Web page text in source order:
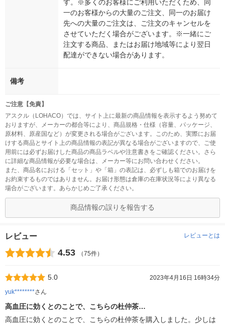
す。※多くのお客様にご利用いただくため、同
一のお客様からの大量のご注文、同一のお届け
先への大量のご注文は、ご注文のキャンセルを
させていただく場合がございます。※一緒にご
注文する商品、またはお届け地域等により翌日
配達ができない場合があります。
備考
ご注意【免責】
アスクル（LOHACO）では、サイト上に最新の商品情報を表示するよう努めて
おりますが、メーカーの都合等により、商品規格・仕様（容量、パッケージ、
原材料、原産国など）が変更される場合がございます。このため、実際にお届
けする商品とサイト上の商品情報の表記が異なる場合がございますので、ご使
用前には必ずお届けした商品の商品ラベルや注意書きをご確認ください。さら
に詳細な商品情報が必要な場合は、メーカー等にお問い合わせください。
また、商品名における「セット」や「箱」の表記は、必ずしも箱でのお届けを
お約束するものではありません。お届け形態は倉庫の在庫状況等により異なる
場合がございます。あらかじめご了承ください。
商品情報の誤りを報告する
レビュー レビューとは
4.53 （75件）
5.0
2023年4月16日 16時34分
yuk********さん
高血圧に効くとのことで、こちらの杜仲茶…
高血圧に効くとのことで、こちらの杜仲茶を購入しました。少しは